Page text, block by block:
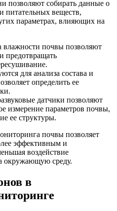
позволяют собирать данные о
питательных веществ,
параметрах, влияющих на
влажности почвы позволяют
предотвращать
для анализа состава и
определить ее
датчики позволяют
измерение параметров почвы,
ее структуры.
почвы позволяет
эффективным и
воздействие
окружающую среду.
в